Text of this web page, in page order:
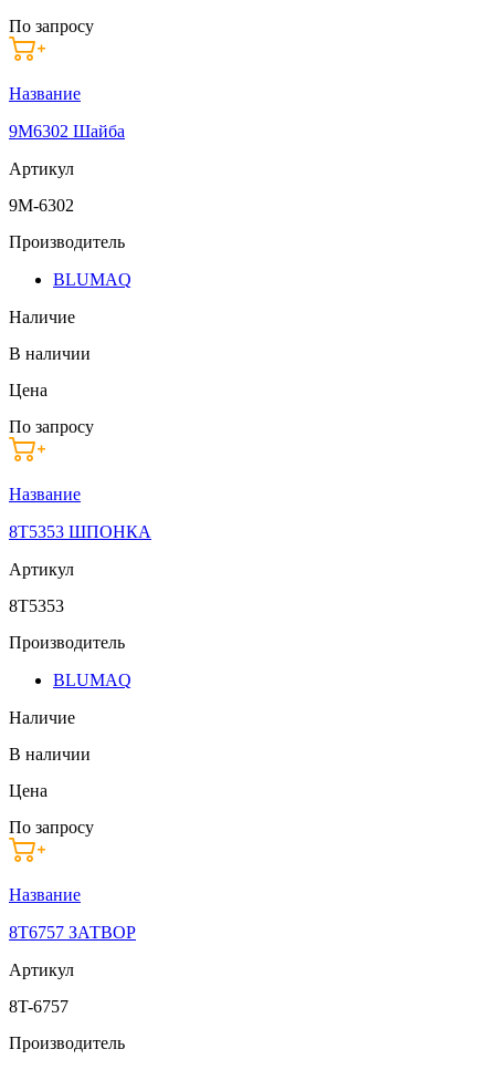
По запросу
Название
9M6302 Шайба
Артикул
9M-6302
Производитель
BLUMAQ
Наличие
В наличии
Цена
По запросу
Название
8T5353 ШПОНКА
Артикул
8T5353
Производитель
BLUMAQ
Наличие
В наличии
Цена
По запросу
Название
8T6757 ЗАТВОР
Артикул
8T-6757
Производитель